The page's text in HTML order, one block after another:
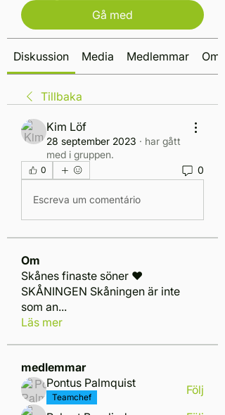
Gå med
Diskussion Media Medlemmar Om
Tillbaka
Kim Löf
28 september 2023 · har gått
med i gruppen.
0 0
Escreva um comentário
Om
Skånes finaste söner ❤️
SKÅNINGEN Skåningen är inte
som an...
Läs mer
medlemmar
Pontus Palmquist
Teamchef
Följ